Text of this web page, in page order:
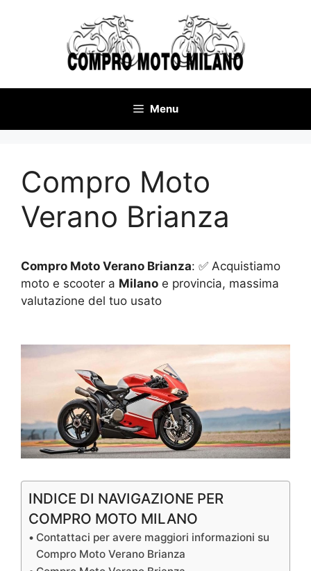
Menu
Compro Moto
Verano Brianza
Compro Moto Verano Brianza: ✅ Acquistiamo
moto e scooter a Milano e provincia, massima
valutazione del tuo usato
INDICE DI NAVIGAZIONE PER
COMPRO MOTO MILANO
Contattaci per avere maggiori informazioni su
Compro Moto Verano Brianza